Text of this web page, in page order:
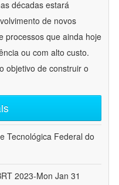
décadas estará
de novos
processos que ainda hoje
ou com alto custo.
objetivo de construir o
Tecnológica Federal do
2023-Mon Jan 31